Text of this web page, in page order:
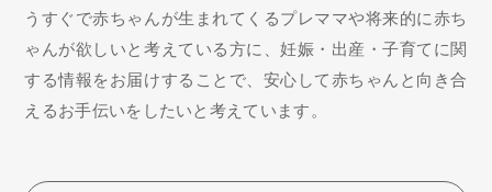
うすぐで赤ちゃんが生まれてくるプレママや将来的に赤ち
ゃんが欲しいと考えている方に、妊娠・出産・子育てに関
する情報をお届けすることで、安心して赤ちゃんと向き合
えるお手伝いをしたいと考えています。